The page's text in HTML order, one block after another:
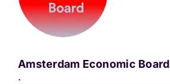
Amsterdam Economic Board
.